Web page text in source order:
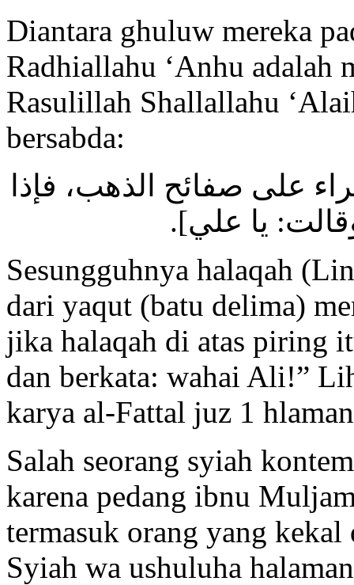
Diantara ghuluw mereka
Radhiallahu ‘Anhu adalah
Rasulillah Shallallahu
bersabda:
على صفائح الذهب، فإذا
يا علي].
Sesungguhnya halaqah
dari yaqut (batu delima)
jika halaqah di atas piring
dan berkata: wahai Ali!”
karya al-Fattal juz 1
Salah seorang syiah
karena pedang ibnu
termasuk orang yang
Syiah wa ushuluha